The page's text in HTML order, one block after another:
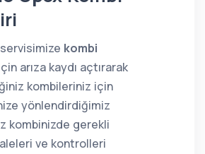
kombi
arıza kaydı açtırarak
kombileriniz için
yönlendirdiğimiz
kombinizde gerekli
ve kontrolleri